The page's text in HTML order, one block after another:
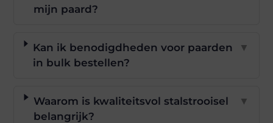
mijn paard?
Kan ik benodigdheden voor paarden
in bulk bestellen?
▼
Waarom is kwaliteitsvol stalstrooisel
belangrijk?
▼